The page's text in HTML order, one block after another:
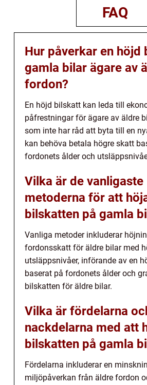
FAQ
Hur påverkar en höjd
gamla bilar ägare av
fordon?
En höjd bilskatt kan leda till
påfrestningar för ägare av äldre
som inte har råd att byta till en
kan behöva betala högre skatt
fordonets ålder och
Vilka är de vanligaste
metoderna för att
bilskatten på gamla
Vanliga metoder inkluderar
fordonsskatt för äldre bilar med
utsläppsnivåer, införande av en
baserat på fordonets ålder och
bilskatten för äldre bilar.
Vilka är fördelarna
nackdelarna med att
bilskatten på gamla
Fördelarna inkluderar en
miljöpåverkan från äldre fordon